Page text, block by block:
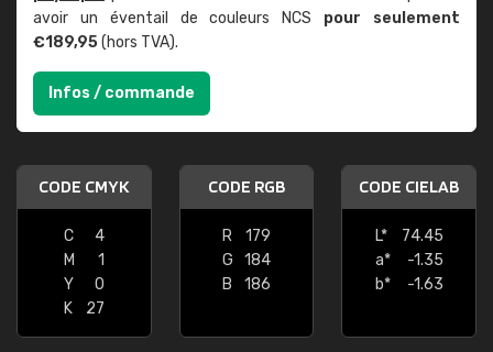
avoir un éventail de couleurs NCS pour seulement
€189,95(hors TVA).
Infos / commande
CODE CMYK
C
4
M
1
Y
0
K
27
CODE RGB
R
179
G
184
B
186
CODE CIELAB
L*
74.45
a*
-1.35
b*
-1.63